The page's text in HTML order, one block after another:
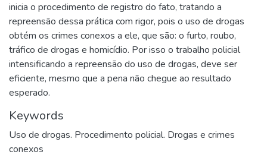
inicia o procedimento de registro do fato, tratando a
repreensão dessa prática com rigor, pois o uso de drogas
obtém os crimes conexos a ele, que são: o furto, roubo,
tráfico de drogas e homicídio. Por isso o trabalho policial
intensificando a repreensão do uso de drogas, deve ser
eficiente, mesmo que a pena não chegue ao resultado
esperado.
Keywords
Uso de drogas. Procedimento policial. Drogas e crimes
conexos